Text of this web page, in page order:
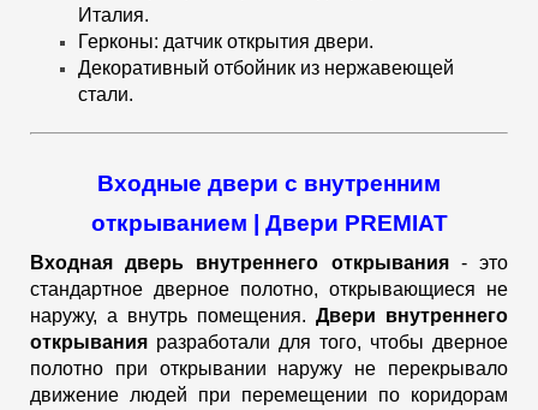
Италия.
Герконы: датчик открытия двери.
Декоративный отбойник из нержавеющей
стали.
Входные двери с внутренним
открыванием | Двери PREMIAT
Входная дверь внутреннего открывания- это
стандартное дверное полотно, открывающиеся не
наружу, а внутрь помещения. Двери внутреннего
открывания разработали для того, чтобы дверное
полотно при открывании наружу не перекрывало
движение людей при перемещении по коридорам